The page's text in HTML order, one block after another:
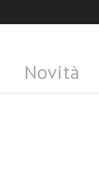
Novità